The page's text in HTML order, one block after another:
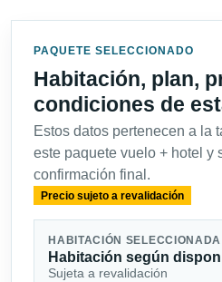
PAQUETE SELECCIONADO
Habitación, plan,
condiciones de
Estos datos pertenecen a la
este paquete vuelo + hotel y
confirmación final.
Precio sujeto a revalidación
HABITACIÓN SELECCIONADA
Habitación según
Sujeta a revalidación